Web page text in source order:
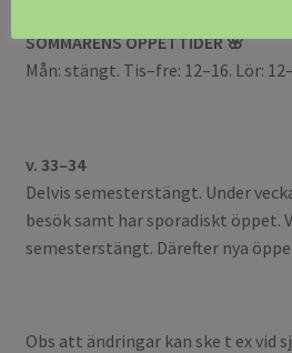
SOMMARENS ÖPPETTIDER 🌸
Mån: stängt. Tis–fre: 12–16. Lör:
v. 33–34
Delvis semesterstängt. Under
besök samt har sporadiskt öppet.
semesterstängt. Därefter nya
Obs att ändringar kan ske t ex vid